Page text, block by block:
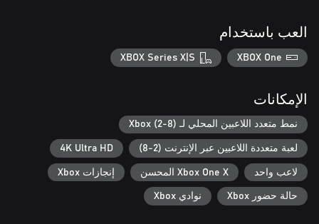
العب باستخدام
XBOX One
XBOX Series X|S
الإمكانات
نمط متعدد اللاعبين المحلي لـ Xbox (2-8)
لعبة متعددة اللاعبين عبر الإنترنت (2-8) 4K Ultra HD
لاعب واحد Xbox One X المحسن إنجازات Xbox
حالة حضور Xbox نوادي Xbox